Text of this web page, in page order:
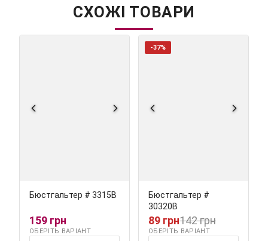
СХОЖІ ТОВАРИ
Бюстгальтер # 3315В
159 грн
ОБЕРІТЬ ВАРІАНТ
-37%
Бюстгальтер #
30320В
89 грн142 грн
ОБЕРІТЬ ВАРІАНТ